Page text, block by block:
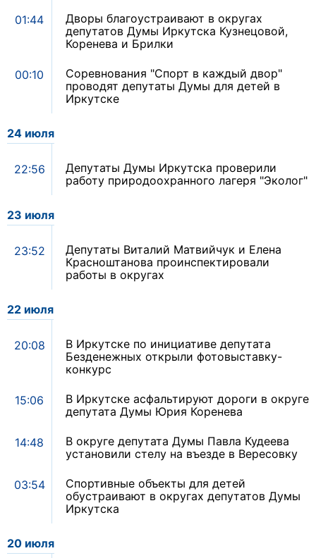
01:44
Дворы благоустраивают в округах
депутатов Думы Иркутска Кузнецовой,
Коренева и Брилки
00:10
Соревнования "Спорт в каждый двор"
проводят депутаты Думы для детей в
Иркутске
24 июля
22:56
Депутаты Думы Иркутска проверили
работу природоохранного лагеря "Эколог"
23 июля
23:52
Депутаты Виталий Матвийчук и Елена
Красноштанова проинспектировали
работы в округах
22 июля
20:08
В Иркутске по инициативе депутата
Безденежных открыли фотовыставку-
конкурс
15:06
В Иркутске асфальтируют дороги в округе
депутата Думы Юрия Коренева
14:48
В округе депутата Думы Павла Кудеева
установили стелу на въезде в Вересовку
03:54
Спортивные объекты для детей
обустраивают в округах депутатов Думы
Иркутска
20 июля